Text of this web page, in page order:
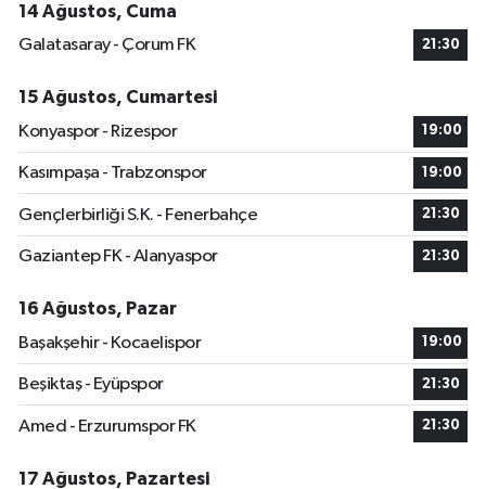
14 Ağustos, Cuma
Galatasaray - Çorum FK
21:30
15 Ağustos, Cumartesi
Konyaspor - Rizespor
19:00
Kasımpaşa - Trabzonspor 19:00
Gençlerbirliği S.K. - Fenerbahçe 21:30
Gaziantep FK - Alanyaspor 21:30
16 Ağustos, Pazar
Başakşehir - Kocaelispor
19:00
Beşiktaş - Eyüpspor 21:30
Amed - Erzurumspor FK 21:30
17 Ağustos, Pazartesi